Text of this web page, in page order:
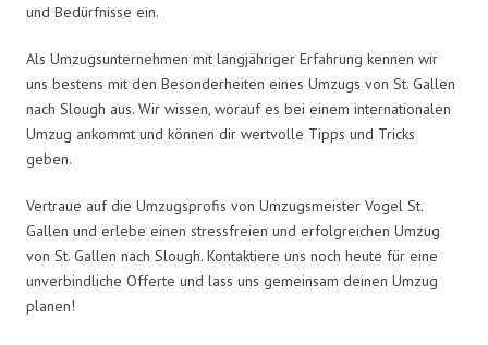
und Bedürfnisse ein.
Als Umzugsunternehmen mit langjähriger Erfahrung kennen wir
uns bestens mit den Besonderheiten eines Umzugs von St. Gallen
nach Slough aus. Wir wissen, worauf es bei einem internationalen
Umzug ankommt und können dir wertvolle Tipps und Tricks
geben.
Vertraue auf die Umzugsprofis von Umzugsmeister Vogel St.
Gallen und erlebe einen stressfreien und erfolgreichen Umzug
von St. Gallen nach Slough. Kontaktiere uns noch heute für eine
unverbindliche Offerte und lass uns gemeinsam deinen Umzug
planen!